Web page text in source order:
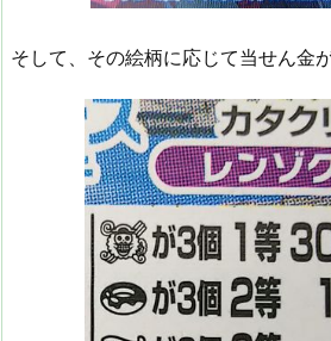
そして、その絵柄に応じて当せん金